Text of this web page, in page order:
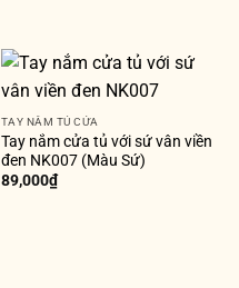
TAY NẮM TỦ CỬA
Tay nắm cửa tủ với sứ vân viền
đen NK007 (Màu Sứ)
89,000₫